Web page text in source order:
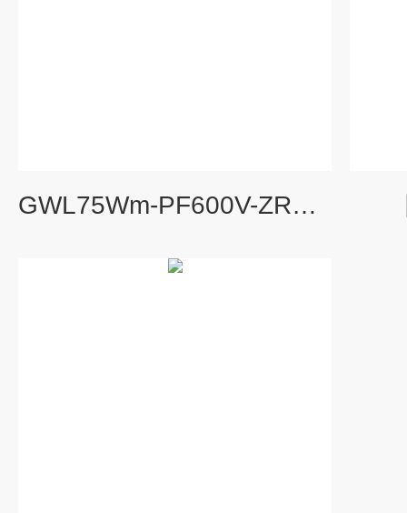
GWL75Wm-PF600V-ZR防爆伴热电缆